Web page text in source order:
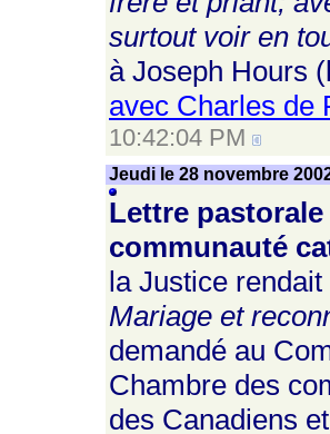
surtout voir en
à Joseph Hours
avec Charles de
10:42:04 PM
Jeudi le 28 novembre
Lettre pastorale
communauté
la Justice
Mariage et
demandé au
Chambre des
des Canadiens